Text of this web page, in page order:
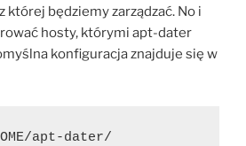
której będziemy zarządzać. No i
hosty, którymi apt-dater
konfiguracja znajduje się w
apt-dater/